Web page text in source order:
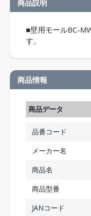
商品説明
■壁用モールBC-
す。
商品情報
商品データ
品番コード
メーカー名
商品名
商品型番
JANコード